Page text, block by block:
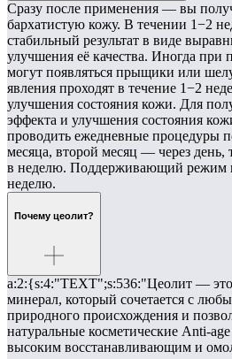
Сразу после применения — вы
бархатистую кожу. В течении 1−2
стабильный результат в виде
улучшения её качества. Иногда при
могут появляться прыщики или
явления проходят в течение 1−2
улучшения состояния кожи. Для
эффекта и улучшения состояния
проводить ежедневные процедуры
месяца, второй месяц — через день,
в неделю. Поддерживающий режим
неделю.
Почему цеолит?
a:2:{s:4:"TEXT";s:536:"Цеолит —
минерал, который сочетается с
природного происхождения и
натуральные косметические Anti-
высоким восстанавливающим и